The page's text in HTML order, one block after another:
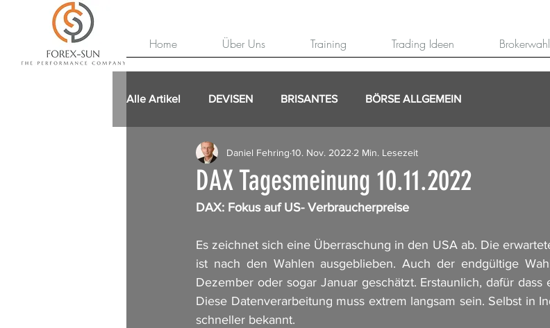
Home Über Uns Training Trading Ideen Brokerwahl
Alle Artikel DEVISEN BRISANTES BÖRSE ALLGEMEIN
DAX Tagesmeinung 10.11.2022
Daniel Fehring 10. Nov. 2022 2 Min. Lesezeit
DAX: Fokus auf US- Verbraucherpreise
Es zeichnet sich eine Überraschung in den USA ab. Die
ist nach den Wahlen ausgeblieben. Auch der endgültige
Dezember oder sogar Januar geschätzt. Erstaunlich, dafür
Diese Datenverarbeitung muss extrem langsam sein. Selbst in
schneller bekannt.